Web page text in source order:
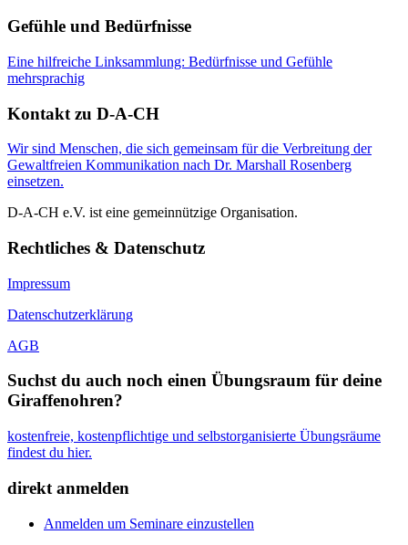
Gefühle und Bedürfnisse
Eine hilfreiche Linksammlung: Bedürfnisse und Gefühle
mehrsprachig
Kontakt zu D-A-CH
Wir sind Menschen, die sich gemeinsam für die Verbreitung der
Gewaltfreien Kommunikation nach Dr. Marshall Rosenberg
einsetzen.
D-A-CH e.V. ist eine gemeinnützige Organisation.
Rechtliches & Datenschutz
Impressum
Datenschutzerklärung
AGB
Suchst du auch noch einen Übungsraum für deine
Giraffenohren?
kostenfreie, kostenpflichtige und selbstorganisierte Übungsräume
findest du hier.
direkt anmelden
Anmelden um Seminare einzustellen